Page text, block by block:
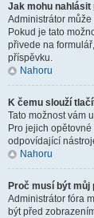
Jak mohu
Administrátor
Pokud je tato
přivede na
příspěvku.
Nahoru
K čemu slouží
Tato možnost vám
Pro jejich
odpovídající
Nahoru
Proč musí být
Administrátor fóra
být před